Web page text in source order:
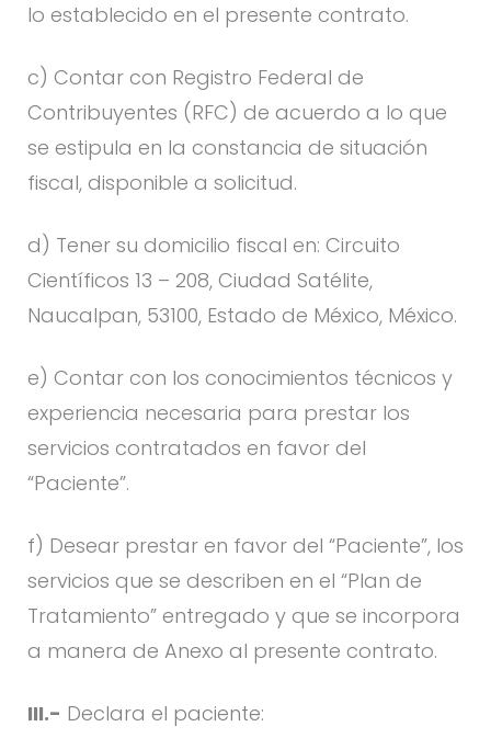
lo establecido en el presente contrato.
c) Contar con Registro Federal de
Contribuyentes (RFC) de acuerdo a lo que
se estipula en la constancia de situación
fiscal, disponible a solicitud.
d) Tener su domicilio fiscal en: Circuito
Científicos 13 – 208, Ciudad Satélite,
Naucalpan, 53100, Estado de México, México.
e) Contar con los conocimientos técnicos y
experiencia necesaria para prestar los
servicios contratados en favor del
“Paciente”.
f) Desear prestar en favor del “Paciente”, los
servicios que se describen en el “Plan de
Tratamiento” entregado y que se incorpora
a manera de Anexo al presente contrato.
III.- Declara el paciente: